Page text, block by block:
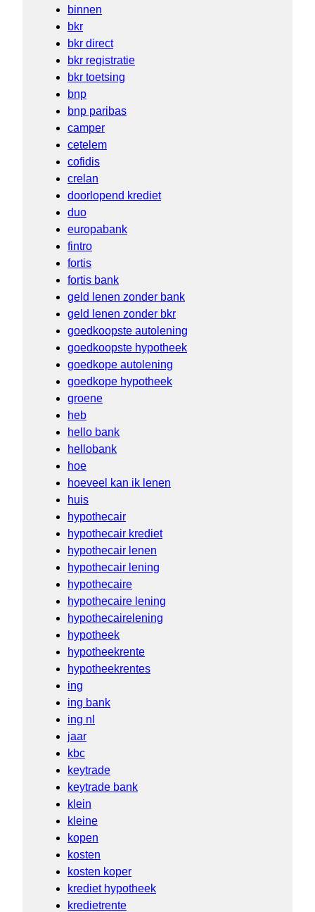
binnen
bkr
bkr direct
bkr registratie
bkr toetsing
bnp
bnp paribas
camper
cetelem
cofidis
crelan
doorlopend krediet
duo
europabank
fintro
fortis
fortis bank
geld lenen zonder bank
geld lenen zonder bkr
goedkoopste autolening
goedkoopste hypotheek
goedkope autolening
goedkope hypotheek
groene
heb
hello bank
hellobank
hoe
hoeveel kan ik lenen
huis
hypothecair
hypothecair krediet
hypothecair lenen
hypothecair lening
hypothecaire
hypothecaire lening
hypothecairelening
hypotheek
hypotheekrente
hypotheekrentes
ing
ing bank
ing nl
jaar
kbc
keytrade
keytrade bank
klein
kleine
kopen
kosten
kosten koper
krediet hypotheek
kredietrente